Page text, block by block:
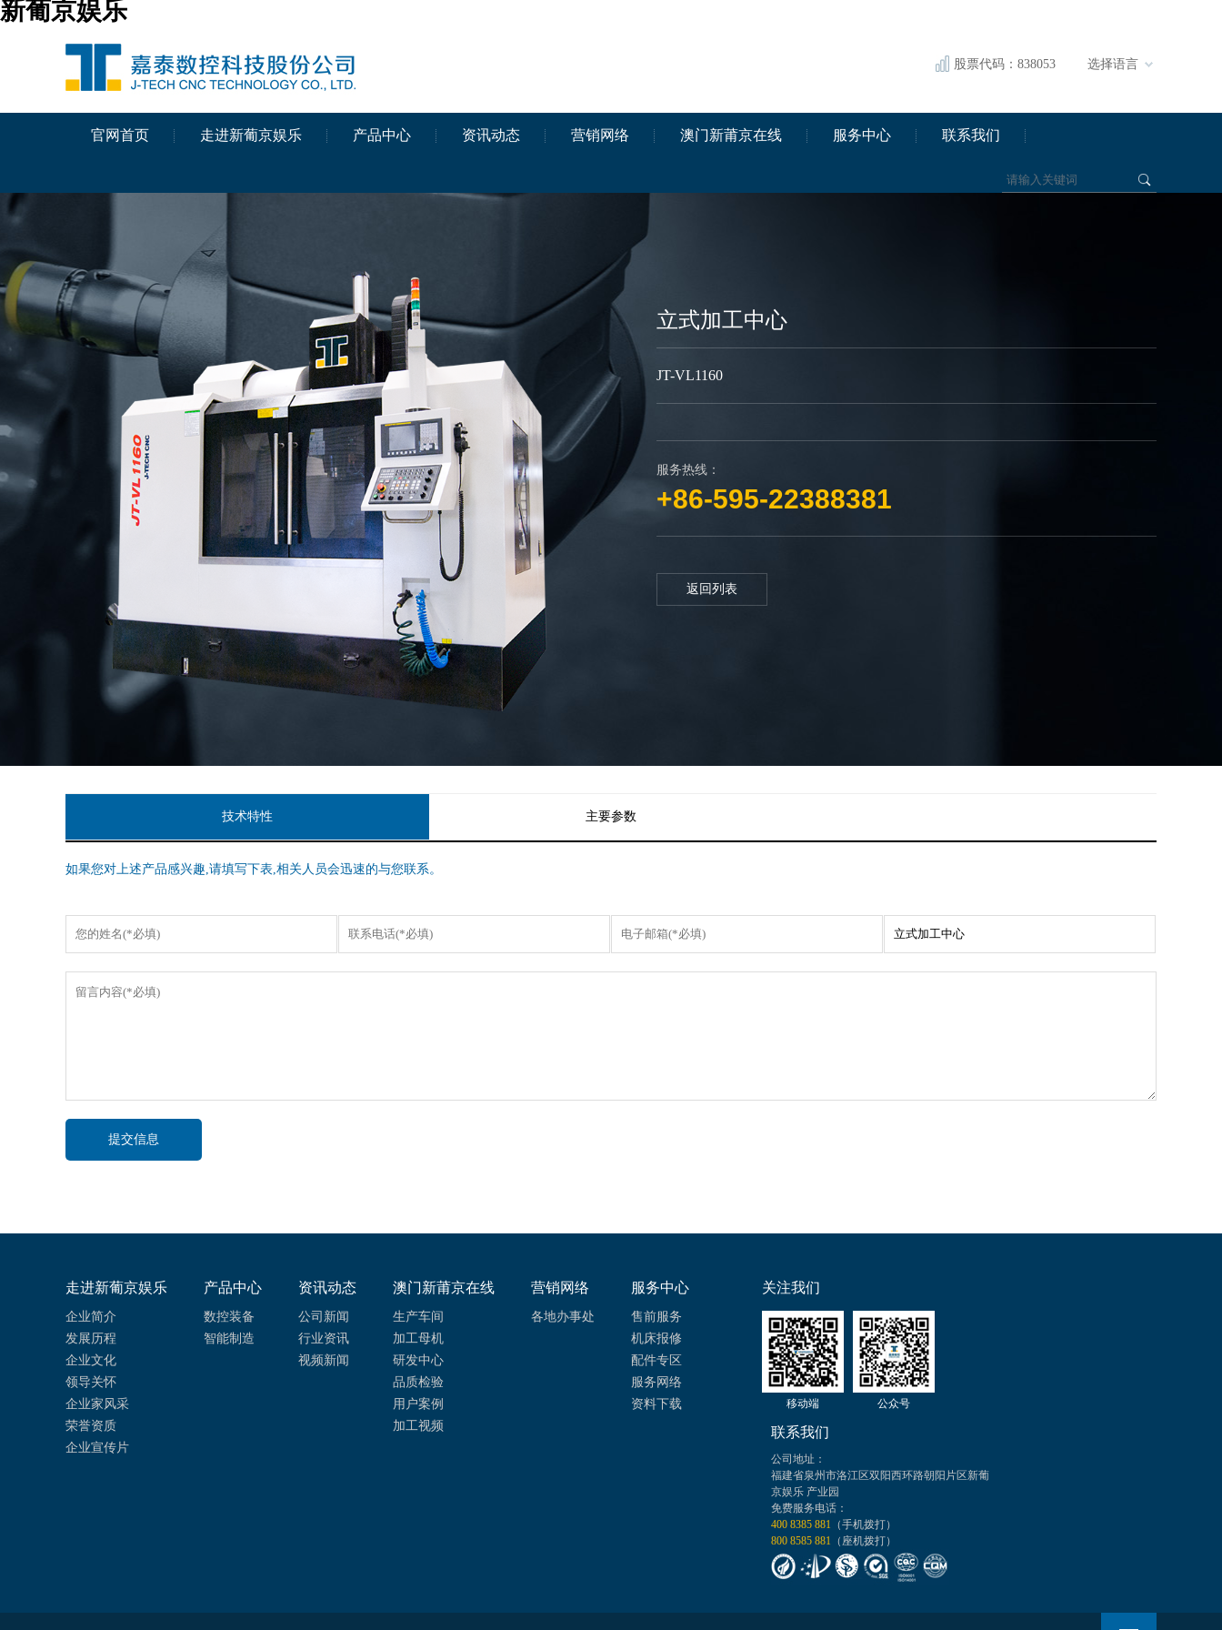
新葡京娱乐
股票代码：838053 选择语言
官网首页 走进新葡京娱乐 产品中心 资讯动态 营销网络 澳门新莆京在线 服务中心 联系我们
立式加工中心
JT-VL1160
服务热线：
+86-595-22388381
返回列表
技术特性 主要参数
如果您对上述产品感兴趣,请填写下表,相关人员会迅速的与您联系。
提交信息
走进新葡京娱乐
企业简介
发展历程
企业文化
领导关怀
企业家风采
荣誉资质
企业宣传片
产品中心
数控装备
智能制造
资讯动态
公司新闻
行业资讯
视频新闻
澳门新莆京在线
生产车间
加工母机
研发中心
品质检验
用户案例
加工视频
营销网络
各地办事处
服务中心
售前服务
机床报修
配件专区
服务网络
资料下载
关注我们
移动端 公众号
联系我们
公司地址：
福建省泉州市洛江区双阳西环路朝阳片区新葡
京娱乐 产业园
免费服务电话：
400 8385 881 （手机拨打）
800 8585 881 （座机拨打）